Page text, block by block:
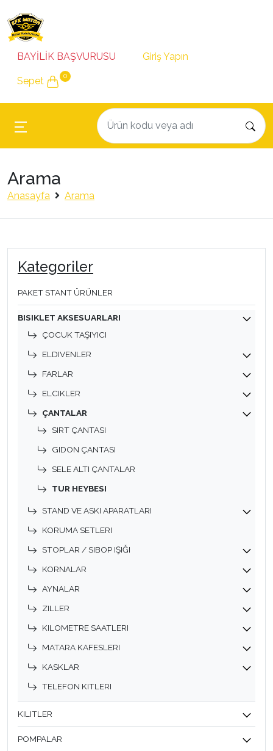
BAYİLİK BAŞVURUSU Giriş Yapın
Sepet 0
Arama
Anasayfa Arama
Kategoriler
PAKET STANT ÜRÜNLER
BISIKLET AKSESUARLARI
ÇOCUK TAŞIYICI
ELDIVENLER
FARLAR
ELCIKLER
ÇANTALAR
SIRT ÇANTASI
GIDON ÇANTASI
SELE ALTI ÇANTALAR
TUR HEYBESI
STAND VE ASKI APARATLARI
KORUMA SETLERI
STOPLAR / SIBOP IŞIĞI
KORNALAR
AYNALAR
ZILLER
KILOMETRE SAATLERI
MATARA KAFESLERI
KASKLAR
TELEFON KITLERI
KILITLER
POMPALAR